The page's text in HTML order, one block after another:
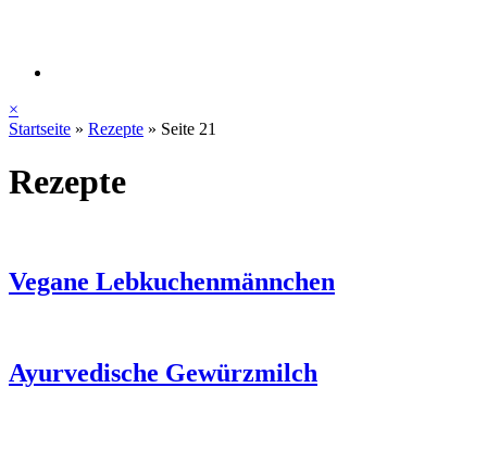
×
Startseite » Rezepte » Seite 21
Rezepte
Vegane Lebkuchenmännchen
Ayurvedische Gewürzmilch